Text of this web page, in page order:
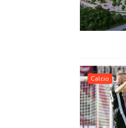
Calcio